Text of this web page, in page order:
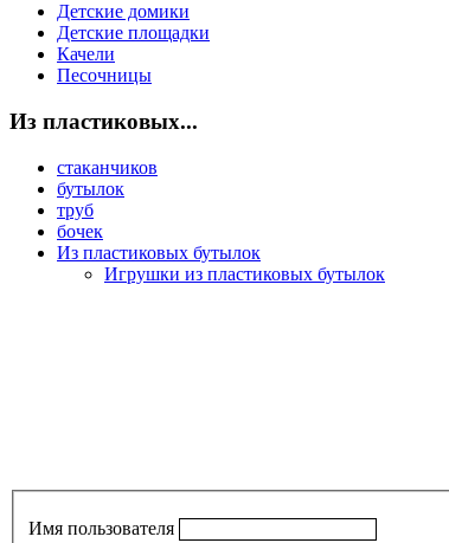
Детские домики
Детские площадки
Качели
Песочницы
Из пластиковых...
стаканчиков
бутылок
труб
бочек
Из пластиковых бутылок
Игрушки из пластиковых бутылок
Имя пользователя